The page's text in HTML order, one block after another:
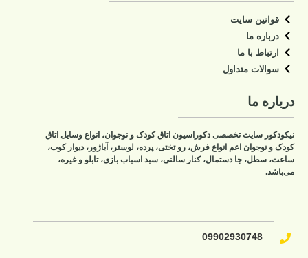
کودک و نوجوان، انواع وسایل اتاق
پرده، لوستر، آباژور، دیوار کوب،
سبد اسباب بازی، تابلو و غیره،